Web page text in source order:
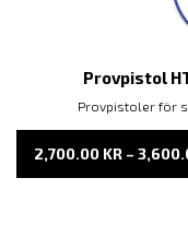
Provpistol
Provpistoler för
2,700.00 KR –